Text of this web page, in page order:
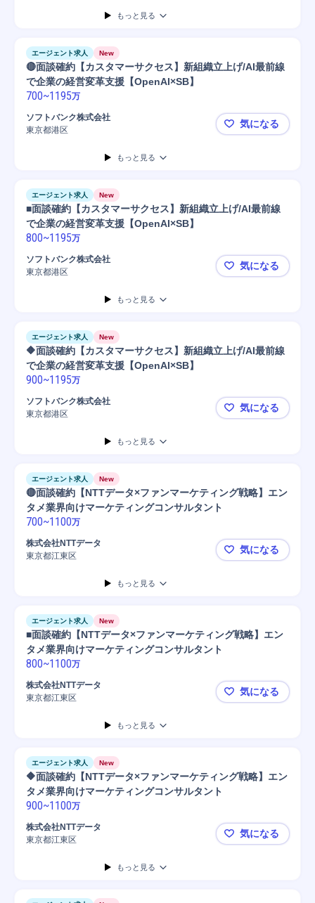
もっと見る
エージェント求人 New
🔴面談確約【カスタマーサクセス】新組織立上げ/AI最前線
で企業の経営変革支援【OpenAI×SB】
700~1195万
ソフトバンク株式会社
東京都港区
🔴面談確約
気になる
もっと見る
エージェント求人 New
■面談確約【カスタマーサクセス】新組織立上げ/AI最前線
で企業の経営変革支援【OpenAI×SB】
800~1195万
ソフトバンク株式会社
東京都港区
■面談確約
気になる
もっと見る
エージェント求人 New
🔶面談確約【カスタマーサクセス】新組織立上げ/AI最前線
で企業の経営変革支援【OpenAI×SB】
900~1195万
ソフトバンク株式会社
東京都港区
🔶面談確約
気になる
もっと見る
エージェント求人 New
🔴面談確約【NTTデータ×ファンマーケティング戦略】エン
タメ業界向けマーケティングコンサルタント
700~1100万
株式会社NTTデータ
東京都江東区
🔴面談確約
気になる
もっと見る
エージェント求人 New
■面談確約【NTTデータ×ファンマーケティング戦略】エン
タメ業界向けマーケティングコンサルタント
800~1100万
株式会社NTTデータ
東京都江東区
■面談確約
気になる
もっと見る
エージェント求人 New
🔶面談確約【NTTデータ×ファンマーケティング戦略】エン
タメ業界向けマーケティングコンサルタント
900~1100万
株式会社NTTデータ
東京都江東区
🔶面談確約
気になる
もっと見る